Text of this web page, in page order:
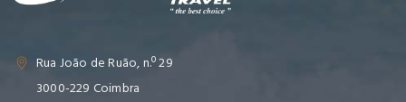
Rua João de Ruão, n.º 29
3000-229 Coimbra